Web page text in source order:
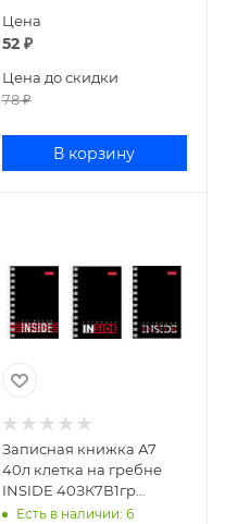
Цена
52₽
Цена до скидки
78₽
В корзину
Записная книжка А7
40л клетка на гребне
INSIDE 40ЗК7В1гр
076718
Есть в наличии: 6